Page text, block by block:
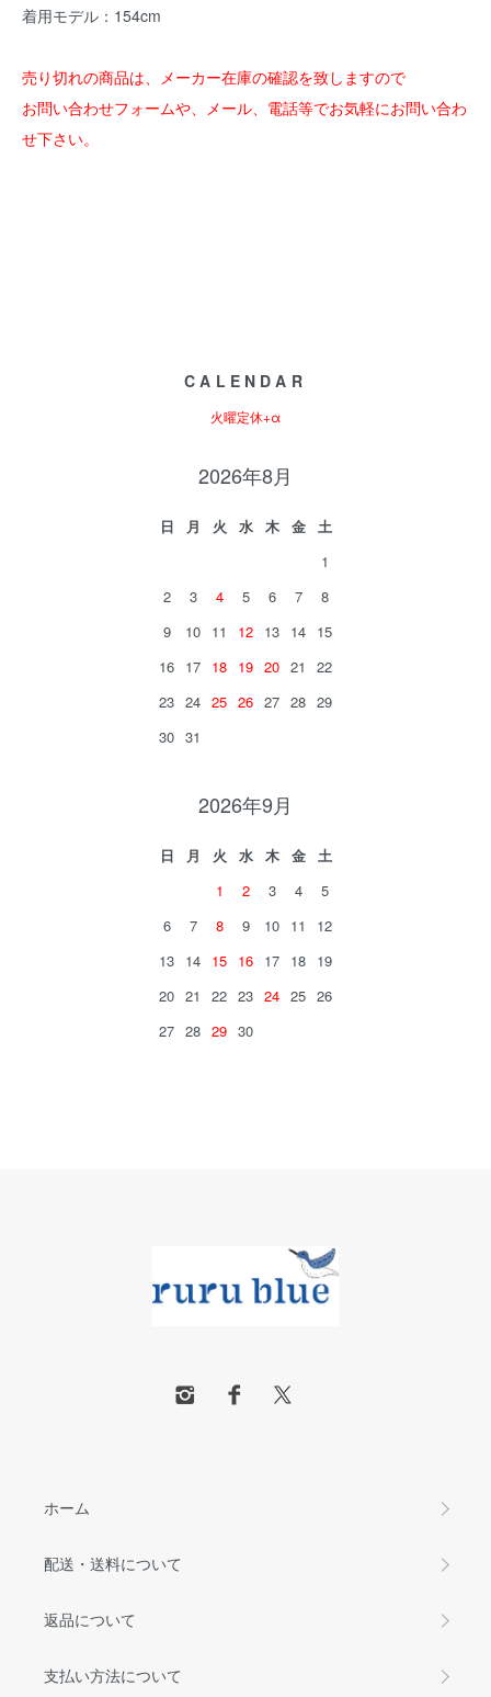
着用モデル：154cm
売り切れの商品は、メーカー在庫の確認を致しますので
お問い合わせフォームや、メール、電話等でお気軽にお問い合わ
せ下さい。
CALENDAR
火曜定休+α
2026年8月
日 月 火 水 木 金
土
1
2
3 4 5 6 7
8
9
10 11 12 13 14 15
16 17 18 19 20 21
22
23 24 25 26 27 28 29
30 31
2026年9月
日 月 火 水 木 金
土
1
2 3 4
5
6
7 8 9 10 11
12
13 14 15 16 17 18 19
20 21 22 23 24 25 26
27 28 29 30
ホーム
配送・送料について
返品について
支払い方法について